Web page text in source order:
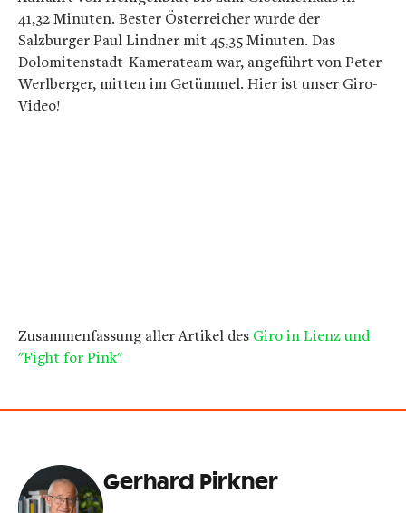
41,32 Minuten. Bester Österreicher wurde der
Salzburger Paul Lindner mit 45,35 Minuten. Das
Dolomitenstadt-Kamerateam war, angeführt von Peter
Werlberger, mitten im Getümmel. Hier ist unser Giro-
Video!
Zusammenfassung aller Artikel des Giro in Lienz und
"Fight for Pink"
Gerhard Pirkner